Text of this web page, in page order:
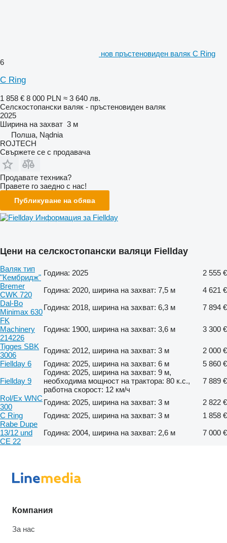
нов пръстеновиден валяк C Ring
6
C Ring
1 858 € 8 000 PLN ≈ 3 640 лв.
Селскостопански валяк - пръстеновиден валяк
2025
Ширина на захват 3 м
Полша, Nądnia
ROJTECH
Свържете се с продавача
Продавате техника?
Правете го заедно с нас!
Публикуване на обява
Информация за Fiellday
Цени на селскостопански валяци Fiellday
Валяк тип
"Кембридж"
Година: 2025
2 555 €
Bremer
CWK 720
Година: 2020, ширина на захват: 7,5 м
4 621 €
Dal-Bo
Minimax 630
Година: 2018, ширина на захват: 6,3 м
7 894 €
FK
Machinery
214226
Година: 1900, ширина на захват: 3,6 м
3 300 €
Tigges SBK
3006
Година: 2012, ширина на захват: 3 м
2 000 €
Fiellday 6
Година: 2025, ширина на захват: 6 м
5 860 €
Fiellday 9
Година: 2025, ширина на захват: 9 м,
необходима мощност на трактора: 80 к.с.,
работна скорост: 12 км/ч
7 889 €
Rol/Ex WNC
300
Година: 2025, ширина на захват: 3 м
2 822 €
C Ring
Година: 2025, ширина на захват: 3 м
1 858 €
Rabe Dupe
13/12 und
CE 22
Година: 2004, ширина на захват: 2,6 м 7 000 €
Компания
За нас